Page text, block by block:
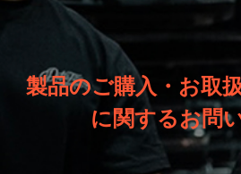
製品のご購入・お取
に関するお問